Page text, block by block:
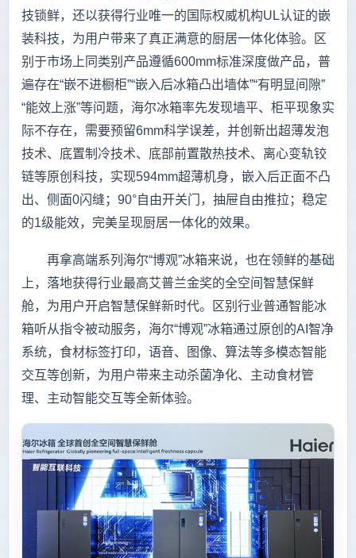
技锁鲜，还以获得行业唯一的国际权威机构UL认证的嵌
装科技，为用户带来了真正满意的厨居一体化体验。区
别于市场上同类别产品遵循600mm标准深度做产品，普
遍存在“嵌不进橱柜”“嵌入后冰箱凸出墙体”“有明显间隙”
“能效上涨”等问题，海尔冰箱率先发现墙平、柜平现象实
际不存在，需要预留6mm科学误差，并创新出超薄发泡
技术、底置制冷技术、底部前置散热技术、离心变轨铰
链等原创科技，实现594mm超薄机身，嵌入后正面不凸
出、侧面0闪缝；90°自由开关门，抽屉自由推拉；稳定
的1级能效，完美呈现厨居一体化的效果。
再拿高端系列海尔“博观”冰箱来说，也在领鲜的基础
上，落地获得行业最高艾普兰金奖的全空间智慧保鲜
舱，为用户开启智慧保鲜新时代。区别行业普通智能冰
箱听从指令被动服务，海尔“博观”冰箱通过原创的AI智净
系统，食材标签打印，语音、图像、算法等多模态智能
交互等创新，为用户带来主动杀菌净化、主动食材管
理、主动智能交互等全新体验。